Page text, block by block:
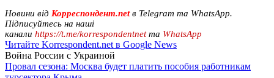
Новини від Корреспондент.netв Telegram та WhatsApp.
Підписуйтесь на наші
канали https://t.me/korrespondentnetта WhatsApp
Читайте Korrespondent.net в Google News
Война России с Украиной
Провал сезона: Москва будет платить пособия работникам